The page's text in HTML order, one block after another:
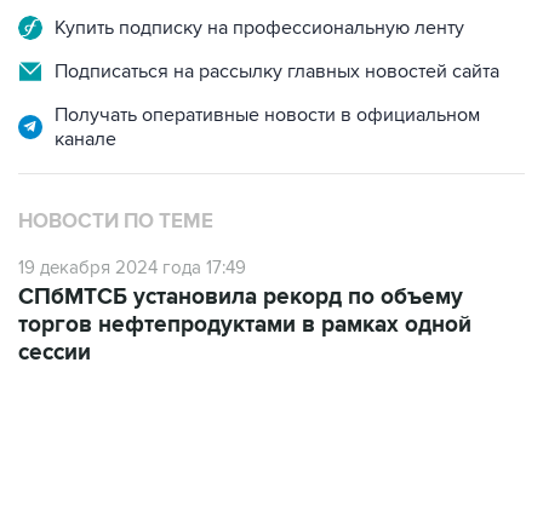
Подписаться на рассылку главных новостей сайта
Получать оперативные новости в официальном
НОВОСТИ ПО ТЕМЕ
19 декабря 2024 года 17:49
торгов нефтепродуктами в рамках одной
сессии